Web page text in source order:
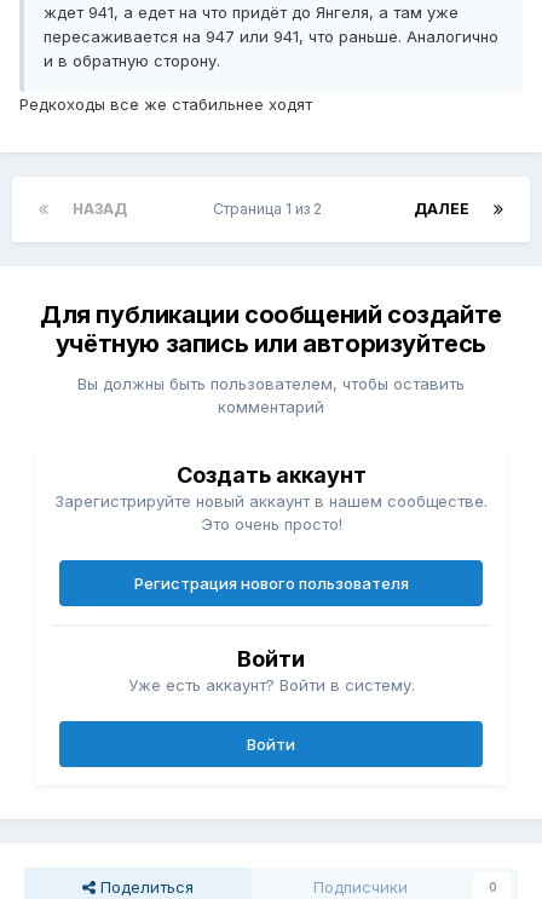
ждет 941, а едет на что придёт до Янгеля, а там уже
пересаживается на 947 или 941, что раньше. Аналогично
и в обратную сторону.
Редкоходы все же стабильнее ходят
НАЗАД ДАЛЕЕ
Страница 1 из 2
Для публикации сообщений создайте
учётную запись или авторизуйтесь
Вы должны быть пользователем, чтобы оставить
комментарий
Создать аккаунт
Зарегистрируйте новый аккаунт в нашем сообществе.
Это очень просто!
Регистрация нового пользователя
Войти
Уже есть аккаунт? Войти в систему.
Войти
Поделиться Подписчики 0